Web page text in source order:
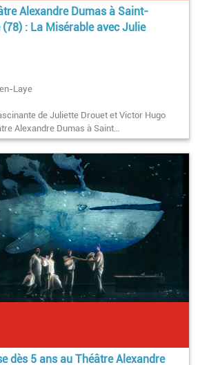
Alexandre Dumas à Saint-
: La Misérable avec Julie
Laye
de Juliette Drouet et Victor Hugo
Alexandre Dumas à Saint…
dès 5 ans au Théâtre Alexandre